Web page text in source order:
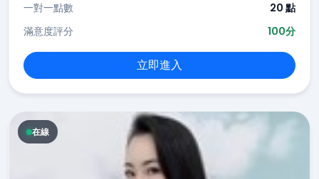
一對一點數
20 點
滿意度評分
100分
立即進入
在線